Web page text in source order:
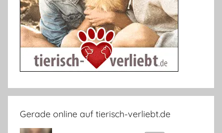
Gerade online auf tierisch-verliebt.de